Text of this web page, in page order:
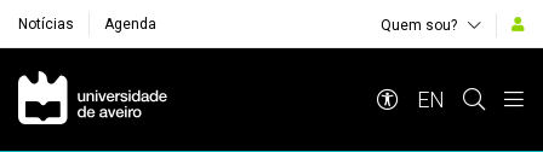
Notícias Agenda Quem sou?
Navegação Principal
EN